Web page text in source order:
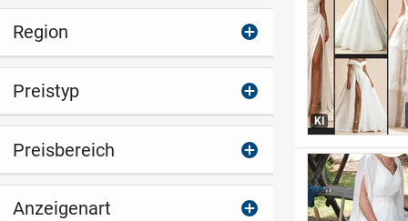
KI
Region
Preistyp
Preisbereich
Anzeigenart